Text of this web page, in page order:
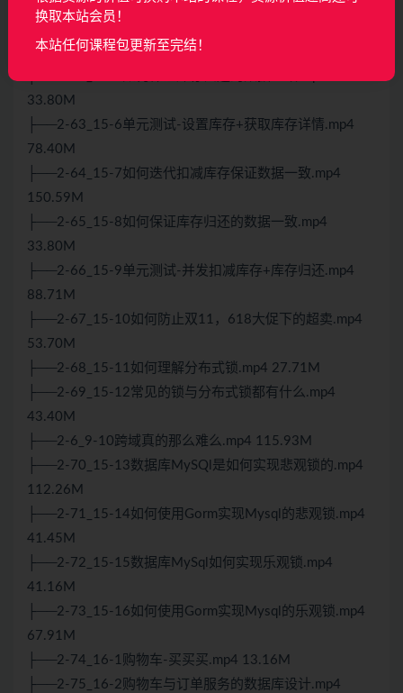
├──2-60_15-4如何快速让库存服务跑起来.mp4 123.26M
├──2-61_15-5如何设置库存，如何获取库存.mp4
98.65M
33.80M
├──2-63_15-6单元测试-设置库存+获取库存详情.mp4
78.40M
├──2-64_15-7如何迭代扣减库存保证数据一致.mp4
150.59M
├──2-65_15-8如何保证库存归还的数据一致.mp4
33.80M
├──2-66_15-9单元测试-并发扣减库存+库存归还.mp4
88.71M
├──2-67_15-10如何防止双11，618大促下的超卖.mp4
53.70M
├──2-68_15-11如何理解分布式锁.mp4 27.71M
├──2-69_15-12常见的锁与分布式锁都有什么.mp4
43.40M
├──2-6_9-10跨域真的那么难么.mp4 115.93M
├──2-70_15-13数据库MySQl是如何实现悲观锁的.mp4
112.26M
├──2-71_15-14如何使用Gorm实现Mysql的悲观锁.mp4
41.45M
├──2-72_15-15数据库MySql如何实现乐观锁.mp4
41.16M
├──2-73_15-16如何使用Gorm实现Mysql的乐观锁.mp4
67.91M
├──2-74_16-1购物车-买买买.mp4 13.16M
├──2-75_16-2购物车与订单服务的数据库设计.mp4
换取本站会员！
本站任何课程包更新至完结！